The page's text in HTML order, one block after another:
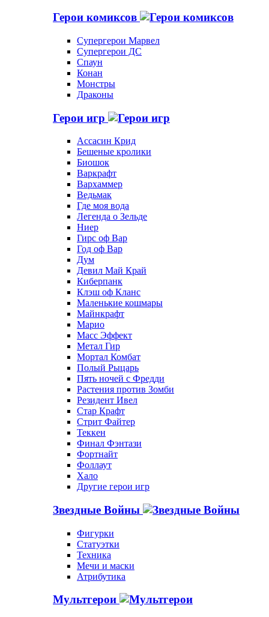
Герои комиксов
Супергерои Марвел
Супергерои ДС
Спаун
Конан
Монстры
Драконы
Герои игр
Ассасин Крид
Бешеные кролики
Биошок
Варкрафт
Вархаммер
Ведьмак
Где моя вода
Легенда о Зельде
Ниер
Гирс оф Вар
Год оф Вар
Дум
Девил Май Край
Киберпанк
Клэш оф Кланс
Маленькие кошмары
Майнкрафт
Марио
Масс Эффект
Метал Гир
Мортал Комбат
Полый Рыцарь
Пять ночей с Фредди
Растения против Зомби
Резидент Ивел
Стар Крафт
Стрит Файтер
Теккен
Финал Фэнтази
Фортнайт
Фоллаут
Хало
Другие герои игр
Звездные Войны
Фигурки
Статуэтки
Техника
Мечи и маски
Атрибутика
Мультгерои